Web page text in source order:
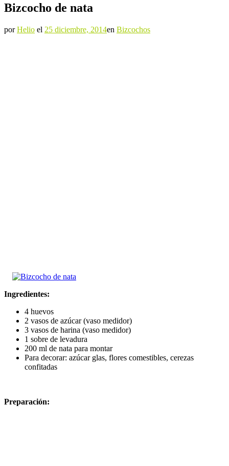
Bizcocho de nata
porHelio el 25 diciembre, 2014en Bizcochos
Ingredientes:
4 huevos
2 vasos de azúcar (vaso medidor)
3 vasos de harina (vaso medidor)
1 sobre de levadura
200 ml de nata para montar
Para decorar: azúcar glas, flores comestibles, cerezas
confitadas
Preparación: